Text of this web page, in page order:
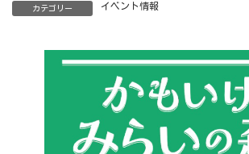
カテゴリー イベント情報